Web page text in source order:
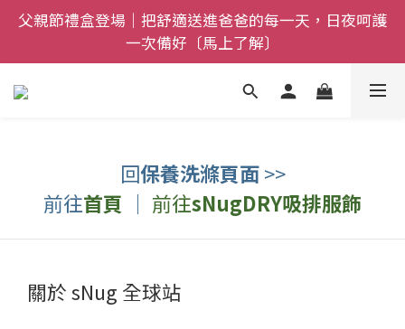
全館$800免運｜任搭８折起｜滿額再送新品-悠哉斑馬
襪〔立即了解〕
父親節禮盒登場｜把舒適送進爸爸的每一天，日夜呵護
一次備好〔馬上了解〕
全館$800免運｜任搭８折起｜滿額再送新品-悠哉斑馬
襪〔立即了解〕
回保養洗滌頁面>>
前往首頁 ｜ 前往sNugDRY吸排服飾
關於 sNug 全球站